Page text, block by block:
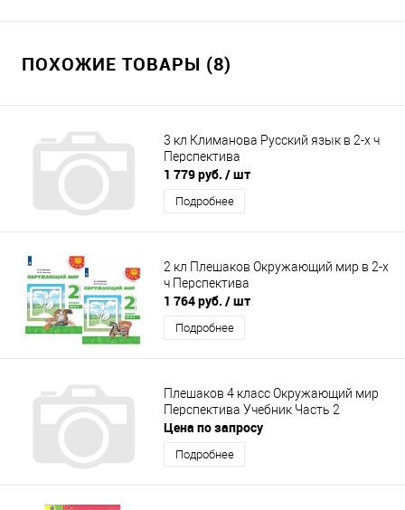
ПОХОЖИЕ ТОВАРЫ (8)
3 кл Климанова Русский язык в 2-х ч
Перспектива
1 779 руб. / шт
Подробнее
2 кл Плешаков Окружающий мир в 2-х
ч Перспектива
1 764 руб. / шт
Подробнее
Плешаков 4 класс Окружающий мир
Перспектива Учебник Часть 2
Цена по запросу
Подробнее